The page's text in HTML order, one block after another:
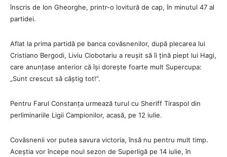
înscris de Ion Gheorghe, printr-o lovitură de cap, în minutul 47 al
partidei.
Aflat la prima partidă pe banca covăsnenilor, după plecarea lui
Cristiano Bergodi, Liviu Ciobotariu a reușit să îi țină piept lui Hagi,
care anunțase anterior că își dorește foarte mult Supercupa:
„Sunt crescut să câștig tot!”.
Pentru Farul Constanța urmează turul cu Sheriff Tiraspol din
perliminariile Ligii Campionilor, acasă, pe 12 iulie.
Covăsnenii vor putea savura victoria, însă nu pentru mult timp.
Aceștia vor începe noul sezon de Superligă pe 14 iulie, în